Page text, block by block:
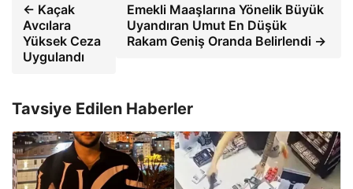
← Kaçak
Avcılara
Yüksek Ceza
Uygulandı
Emekli Maaşlarına Yönelik Büyük
Uyandıran Umut En Düşük
Rakam Geniş Oranda Belirlendi →
Tavsiye Edilen Haberler